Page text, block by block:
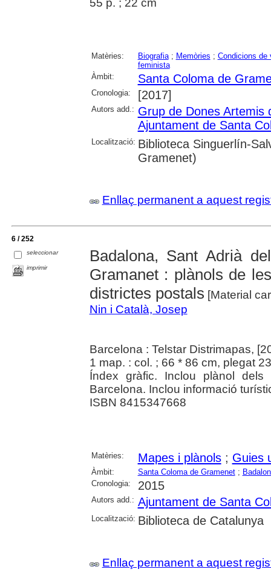
55 p. ; 22 cm
Matèries: Biografia; Memòries ; Condicions de
feminista
Àmbit:
Santa Coloma de
Cronologia: [2017]
Autors add.: Grup de Dones Artemis
Ajuntament de Santa
Localització: Biblioteca Singuerlín-
Gramenet)
Enllaç permanent a aquest
6 / 252
seleccionar
imprimir
Badalona, Sant Adrià
Gramanet : plànols de
districtes postals [Material
Nin i Català, Josep
Barcelona : Telstar Distrimapas,
1 map. : col. ; 66 * 86 cm, plegat
Índex gràfic. Inclou plànol dels
Barcelona. Inclou informació
ISBN 8415347668
Matèries: Mapes i plànols; Guies
Àmbit: Santa Coloma de Gramenet;
Cronologia:
2015
Autors add.: Ajuntament de Santa
Localització: Biblioteca de Catalunya
Enllaç permanent a aquest